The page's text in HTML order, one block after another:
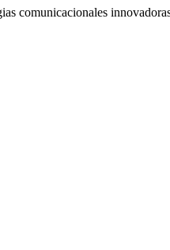
comunicacionales